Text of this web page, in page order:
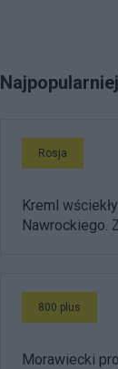
Rosja
Kreml
Nawrockiego.
800 plus
Morawiecki